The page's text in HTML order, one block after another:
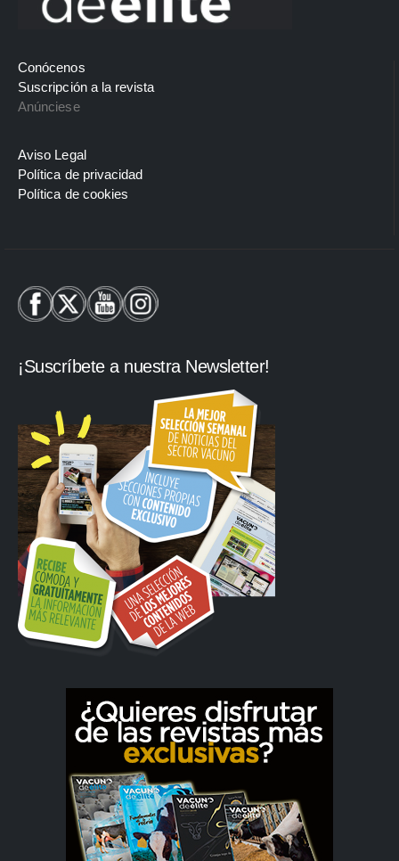
Conócenos
Suscripción a la revista
Anúnciese
Aviso Legal
Política de privacidad
Política de cookies
¡Suscríbete a nuestra Newsletter!